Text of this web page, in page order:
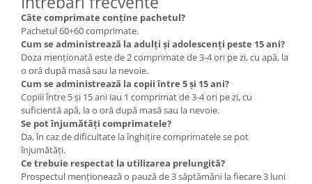
Câte comprimate conține pachetul?
Pachetul 60+60 comprimate.
Cum se administrează la adulți și adolescenți peste 15 ani?
Doza menționată este de 2 comprimate de 3-4 ori pe zi, cu apă, la
o oră după masă sau la nevoie.
Cum se administrează la copii între 5 și 15 ani?
Copiii între 5 și 15 ani iau 1 comprimat de 3-4 ori pe zi, cu
suficientă apă, la o oră după masă sau la nevoie.
Se pot înjumătăți comprimatele?
Da, în caz de dificultate la înghițire comprimatele se pot
înjumătăți.
Ce trebuie respectat la utilizarea prelungită?
Prospectul menționează o pauză de 3 săptămâni la fiecare 3 luni